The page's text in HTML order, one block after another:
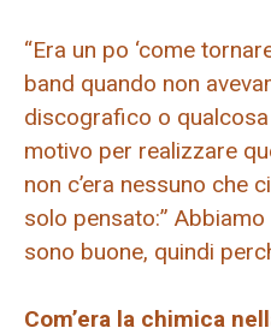
“Era un po ‘come
band quando non
discografico o qualcosa
motivo per realizzare
non c’era nessuno che
solo pensato:”
sono buone, quindi
Com’era la chimica